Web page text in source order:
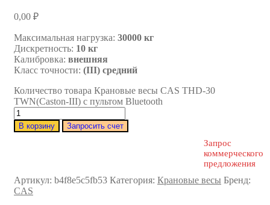
0,00 ₽
Максимальная нагрузка: 30000 кг
Дискретность: 10 кг
Калибровка: внешняя
Класс точности: (III) средний
Количество товара Крановые весы CAS THD-30
TWN(Caston-III) с пультом Bluetooth
В корзину Запросить счет
Запрос
коммерческого
предложения
Артикул: b4f8e5c5fb53 Категория: Крановые весы Бренд:
CAS